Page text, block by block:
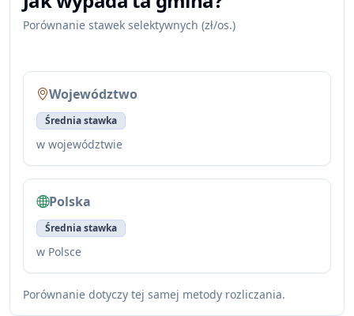
Porównanie stawek selektywnych (zł/os.)
Województwo
Średnia stawka
w województwie
Polska
Średnia stawka
w Polsce
Porównanie dotyczy tej samej metody rozliczania.